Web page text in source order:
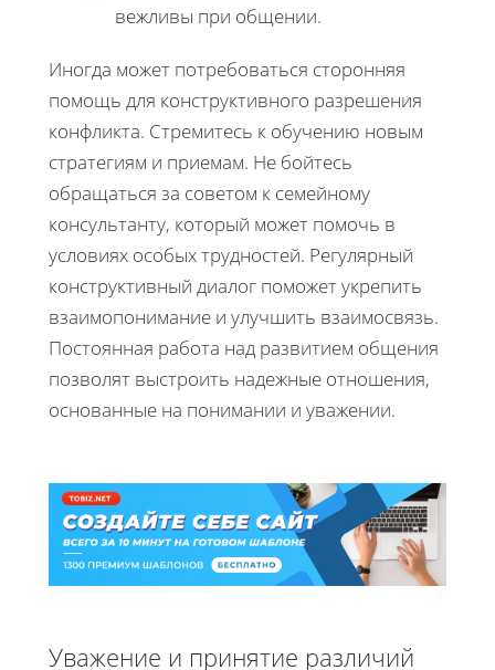
вежливы при общении.
Иногда может потребоваться сторонняя
помощь для конструктивного разрешения
конфликта. Стремитесь к обучению новым
стратегиям и приемам. Не бойтесь
обращаться за советом к семейному
консультанту, который может помочь в
условиях особых трудностей. Регулярный
конструктивный диалог поможет укрепить
взаимопонимание и улучшить взаимосвязь.
Постоянная работа над развитием общения
позволят выстроить надежные отношения,
основанные на понимании и уважении.
Уважение и принятие различий